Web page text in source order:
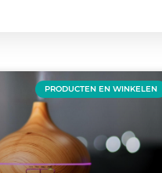
PRODUCTEN EN WINKELEN